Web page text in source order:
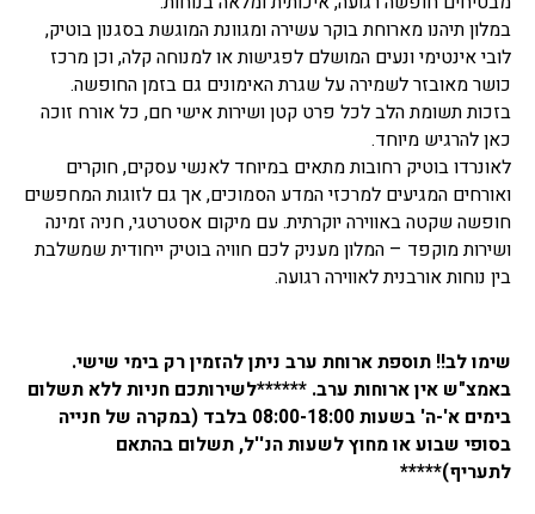
במלון תיהנו מארוחת בוקר עשירה ומגוונת המוגשת בסגנון בוטיק,
לובי אינטימי ונעים המושלם לפגישות או למנוחה קלה, וכן מרכז
כושר מאובזר לשמירה על שגרת האימונים גם בזמן החופשה.
בזכות תשומת הלב לכל פרט קטן ושירות אישי חם, כל אורח זוכה
כאן להרגיש מיוחד.
לאונרדו בוטיק רחובות מתאים במיוחד לאנשי עסקים, חוקרים
ואורחים המגיעים למרכזי המדע הסמוכים, אך גם לזוגות המחפשים
חופשה שקטה באווירה יוקרתית. עם מיקום אסטרטגי, חניה זמינה
ושירות מוקפד – המלון מעניק לכם חוויה בוטיק ייחודית שמשלבת
בין נוחות אורבנית לאווירה רגועה.
שימו לב!! תוספת ארוחת ערב ניתן להזמין רק בימי שישי.
באמצ"ש אין ארוחות ערב. ******לשירותכם חניות ללא תשלום
בימים א'-ה' בשעות 08:00-18:00 בלבד (במקרה של חנייה
בסופי שבוע או מחוץ לשעות הנ''ל, תשלום בהתאם
לתעריף)*****